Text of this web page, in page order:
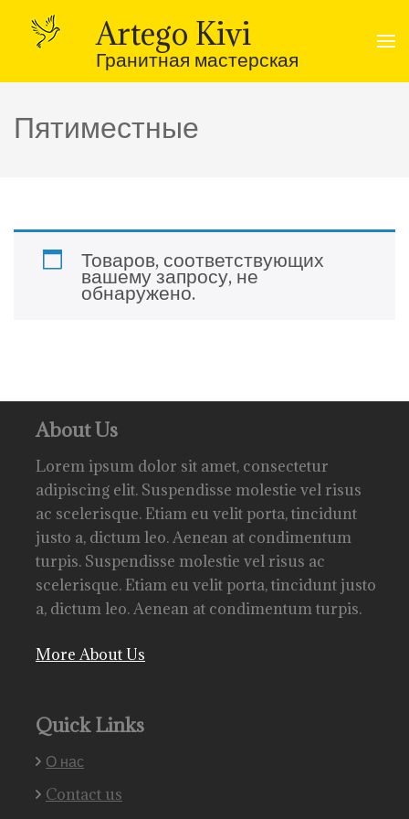
содержимому
(нажмите
Artego Kivi
Гранитная мастерская
Пятиместные
Товаров, соответствующих
вашему запросу, не
обнаружено.
About Us
Lorem ipsum dolor sit amet, consectetur
adipiscing elit. Suspendisse molestie vel risus
ac scelerisque. Etiam eu velit porta, tincidunt
justo a, dictum leo. Aenean at condimentum
turpis. Suspendisse molestie vel risus ac
scelerisque. Etiam eu velit porta, tincidunt justo
a, dictum leo. Aenean at condimentum turpis.
More About Us
Quick Links
О нас
Contact us